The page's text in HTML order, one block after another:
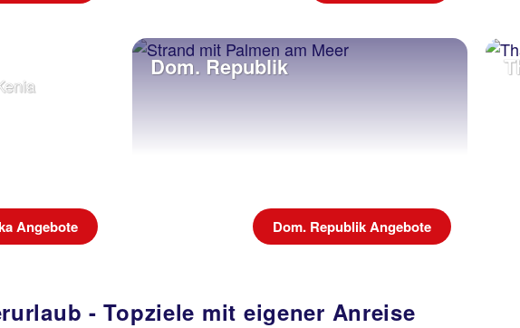
Angebote
Dom. Republik
Dom. Republik Angebote
- Topziele mit eigener Anreise